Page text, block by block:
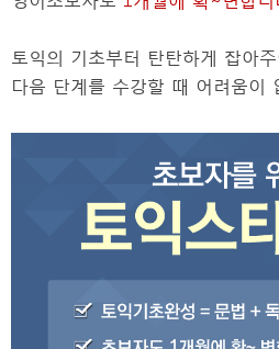
토익의 기초부터 탄탄하게 잡아주
다음 단계를 수강할 때 어려움이